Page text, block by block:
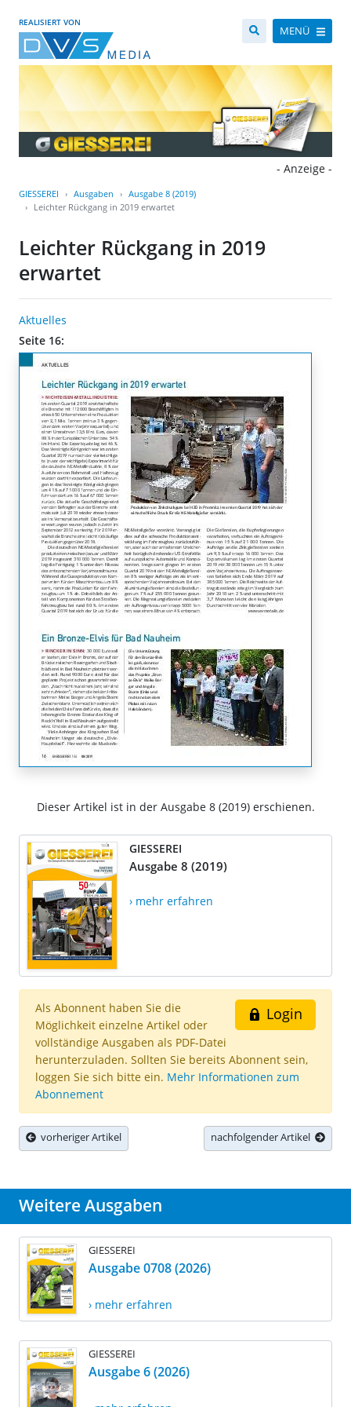
REALISIERT VON
MENÜ
- Anzeige -
GIESSEREI Ausgaben
Ausgabe 8 (2019)
Leichter Rückgang in 2019 erwartet
Leichter Rückgang in 2019
erwartet
Aktuelles
Seite 16:
Dieser Artikel ist in der Ausgabe 8 (2019) erschienen.
GIESSEREI
Ausgabe 8 (2019)
› mehr erfahren
Login
Als Abonnent haben Sie die
Möglichkeit einzelne Artikel oder
vollständige Ausgaben als PDF-Datei
herunterzuladen. Sollten Sie bereits Abonnent sein,
loggen Sie sich bitte ein. Mehr Informationen zum
Abonnement
vorheriger Artikel nachfolgender Artikel
Weitere Ausgaben
GIESSEREI
Ausgabe 0708 (2026)
› mehr erfahren
GIESSEREI
Ausgabe 6 (2026)